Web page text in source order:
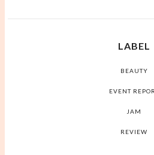
LABEL
BEAUTY
EVENT
JAM
REVIEW